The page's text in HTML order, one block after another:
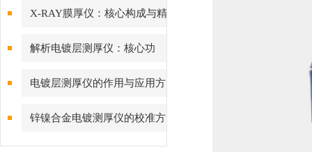
精准检测边界
X-RAY膜厚仪：核心构成与精
密协作的科技密码
解析电镀层测厚仪：核心功
能、行业应用与技术亮点
电镀层测厚仪的作用与应用方
向分析
锌镍合金电镀测厚仪的校准方
法与重要性